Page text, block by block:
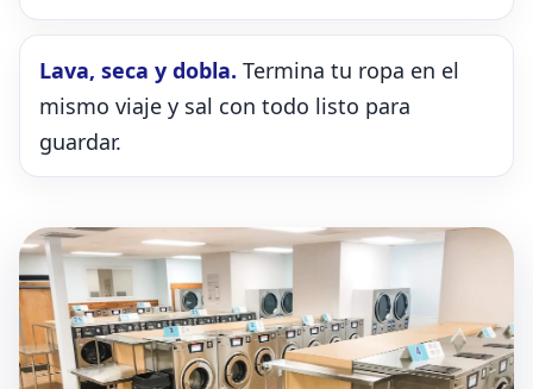
Lava, seca y dobla. Termina tu ropa en el
mismo viaje y sal con todo listo para
guardar.